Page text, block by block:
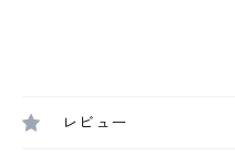
レビュー